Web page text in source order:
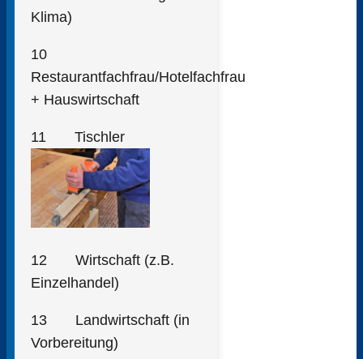
Klima)
10
Restaurantfachfrau/Hotelfachfrau
+ Hauswirtschaft
11 Tischler
12 Wirtschaft (z.B.
Einzelhandel)
13 Landwirtschaft (in
Vorbereitung)